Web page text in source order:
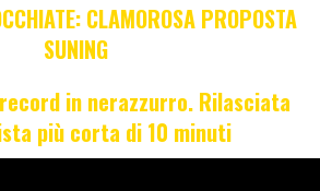
CLAMOROSA PROPOSTA
SUNING
in nerazzurro. Rilasciata
più corta di 10 minuti